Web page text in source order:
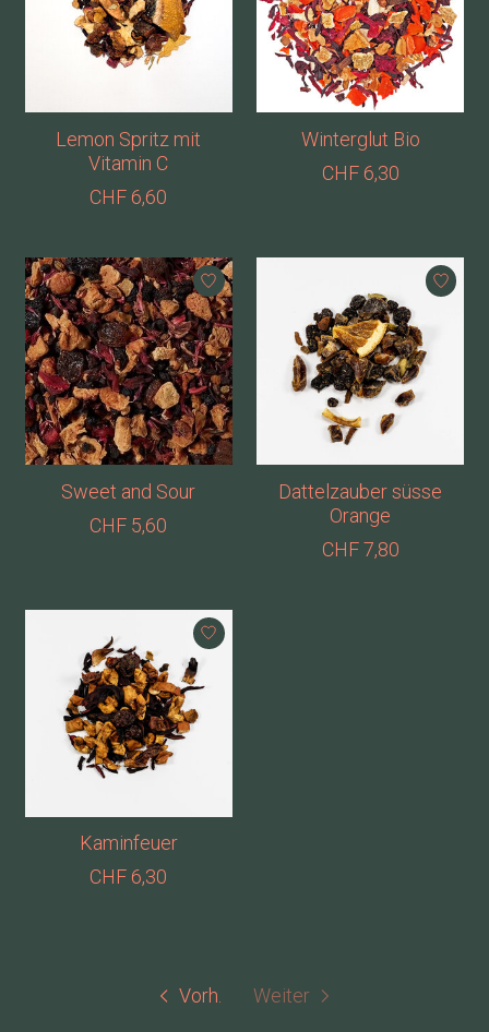
Lemon Spritz mit
Vitamin C
CHF 6,60
Winterglut Bio
CHF 6,30
Sweet and Sour
CHF 5,60
Dattelzauber süsse
Orange
CHF 7,80
Kaminfeuer
CHF 6,30
Vorh. Weiter